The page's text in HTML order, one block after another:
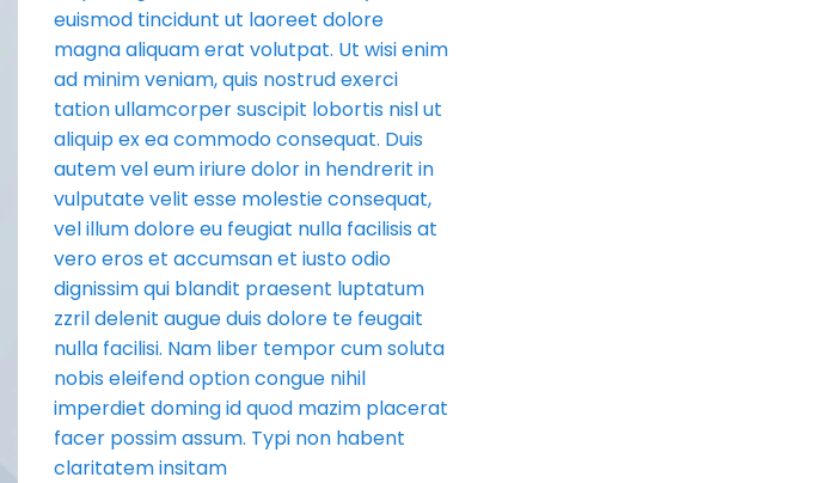
euismod tincidunt ut laoreet dolore
magna aliquam erat volutpat. Ut wisi enim
ad minim veniam, quis nostrud exerci
tation ullamcorper suscipit lobortis nisl ut
aliquip ex ea commodo consequat. Duis
autem vel eum iriure dolor in hendrerit in
vulputate velit esse molestie consequat,
vel illum dolore eu feugiat nulla facilisis at
vero eros et accumsan et iusto odio
dignissim qui blandit praesent luptatum
zzril delenit augue duis dolore te feugait
nulla facilisi. Nam liber tempor cum soluta
nobis eleifend option congue nihil
imperdiet doming id quod mazim placerat
facer possim assum. Typi non habent
claritatem insitam